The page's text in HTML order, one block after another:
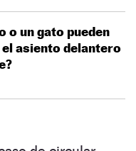
o un gato pueden
asiento delantero